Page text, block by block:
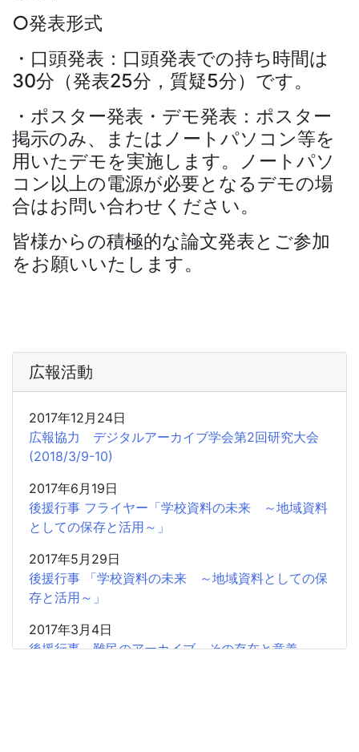
○発表形式
・口頭発表：口頭発表での持ち時間は
30分（発表25分，質疑5分）です。
・ポスター発表・デモ発表：ポスター
掲示のみ、またはノートパソコン等を
用いたデモを実施します。ノートパソ
コン以上の電源が必要となるデモの場
合はお問い合わせください。
皆様からの積極的な論文発表とご参加
をお願いいたします。
広報活動
2017年12月24日
広報協力 デジタルアーカイブ学会第2回研究大会
(2018/3/9-10)
2017年6月19日
後援行事 フライヤー「学校資料の未来 ～地域資料
としての保存と活用～」
2017年5月29日
後援行事 「学校資料の未来 ～地域資料としての保
存と活用～」
2017年3月4日
後援行事 難民のアーカイブ その存在と意義